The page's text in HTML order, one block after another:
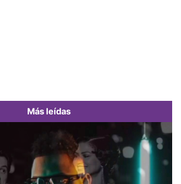
Más leídas